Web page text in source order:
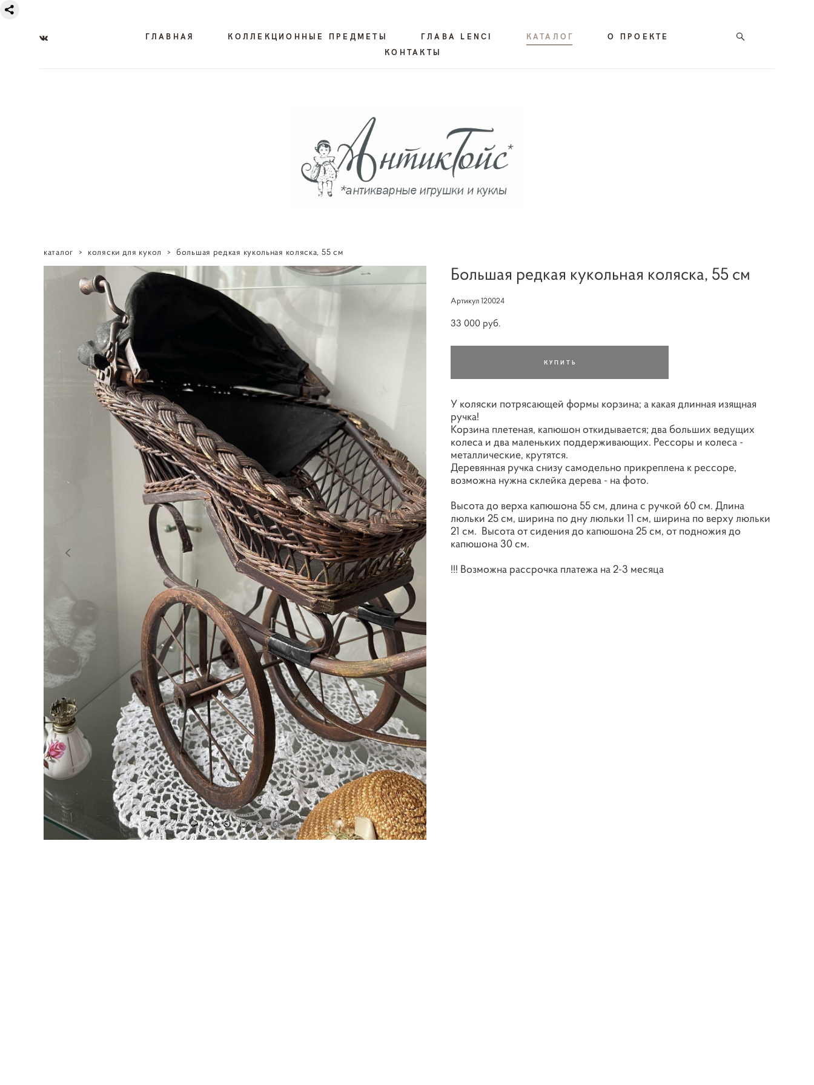
ГЛАВНАЯ КОЛЛЕКЦИОННЫЕ ПРЕДМЕТЫ ГЛАВА LENCI КАТАЛОГ
О ПРОЕКТЕ
КОНТАКТЫ
каталог > коляски для кукол > большая редкая кукольная коляска, 55 см
Большая редкая кукольная коляска, 55 см
Артикул 120024
33 000 pуб.
КУПИТЬ
У коляски потрясающей формы корзина; а какая длинная изящная
ручка!
Корзина плетеная, капюшон откидывается; два больших ведущих
колеса и два маленьких поддерживающих. Рессоры и колеса -
металлические, крутятся.
Деревянная ручка снизу самодельно прикреплена к рессоре,
возможна нужна склейка дерева - на фото.
Высота до верха капюшона 55 см, длина с ручкой 60 см. Длина
люльки 25 см, ширина по дну люльки 11 см, ширина по верху люльки
21 см. Высота от сидения до капюшона 25 см, от подножия до
капюшона 30 см.
!!! Возможна рассрочка платежа на 2-3 месяца